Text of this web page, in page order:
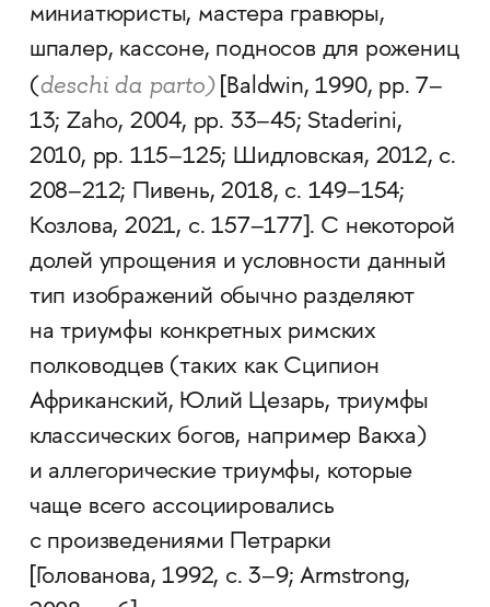
миниатюристы, мастера гравюры,
шпалер, кассоне, подносов для рожениц
(deschi da parto)[Baldwin, 1990, pp. 7–
13; Zaho, 2004, pp. 33–45;Staderini,
2010, pp. 115–125; Шидловская, 2012, c.
208–212; Пивень, 2018, с. 149–154;
Козлова, 2021, с. 157–177]. С некоторой
долей упрощения и условности данный
тип изображений обычно разделяют
на триумфы конкретных римских
полководцев (таких как Сципион
Африканский, Юлий Цезарь, триумфы
классических богов, например Вакха)
и аллегорические триумфы, которые
чаще всего ассоциировались
с произведениями Петрарки
[Голованова, 1992, с. 3–9; Armstrong,